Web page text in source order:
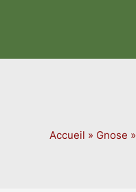
Accueil » Gnose »